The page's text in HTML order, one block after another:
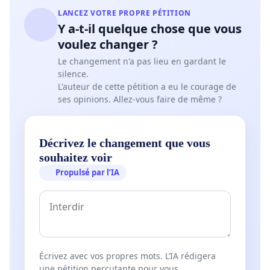
Des abus se sont répétés lors de la Boum I. Toujours
rien. A présent la Boum II.
Si vous aussi vous ne voulez plus que cela arrive,
signez cette pétition pour la démission de Philippe
Vidéos et témoignages disponibles:
https://notrebondroit.be/violences-policieres
is een morele verplichting.
Reden waarom we als burger, u laten weten dat het
tegen burgers die vreedzaam aanwezig waren op 1mei
LANCEZ VOTRE PROPRE PÉTITION
Y a-t-il quelque chose que vous
voulez changer ?
Le changement n'a pas lieu en gardant le
silence.
L'auteur de cette pétition a eu le courage de
ses opinions. Allez-vous faire de même ?
Décrivez le changement que vous
souhaitez voir
Propulsé par l’IA
Écrivez avec vos propres mots. L’IA rédigera